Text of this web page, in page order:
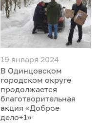
19 января 2024
В Одинцовском
городском округе
продолжается
благотворительная
акция «Доброе
дело+1»